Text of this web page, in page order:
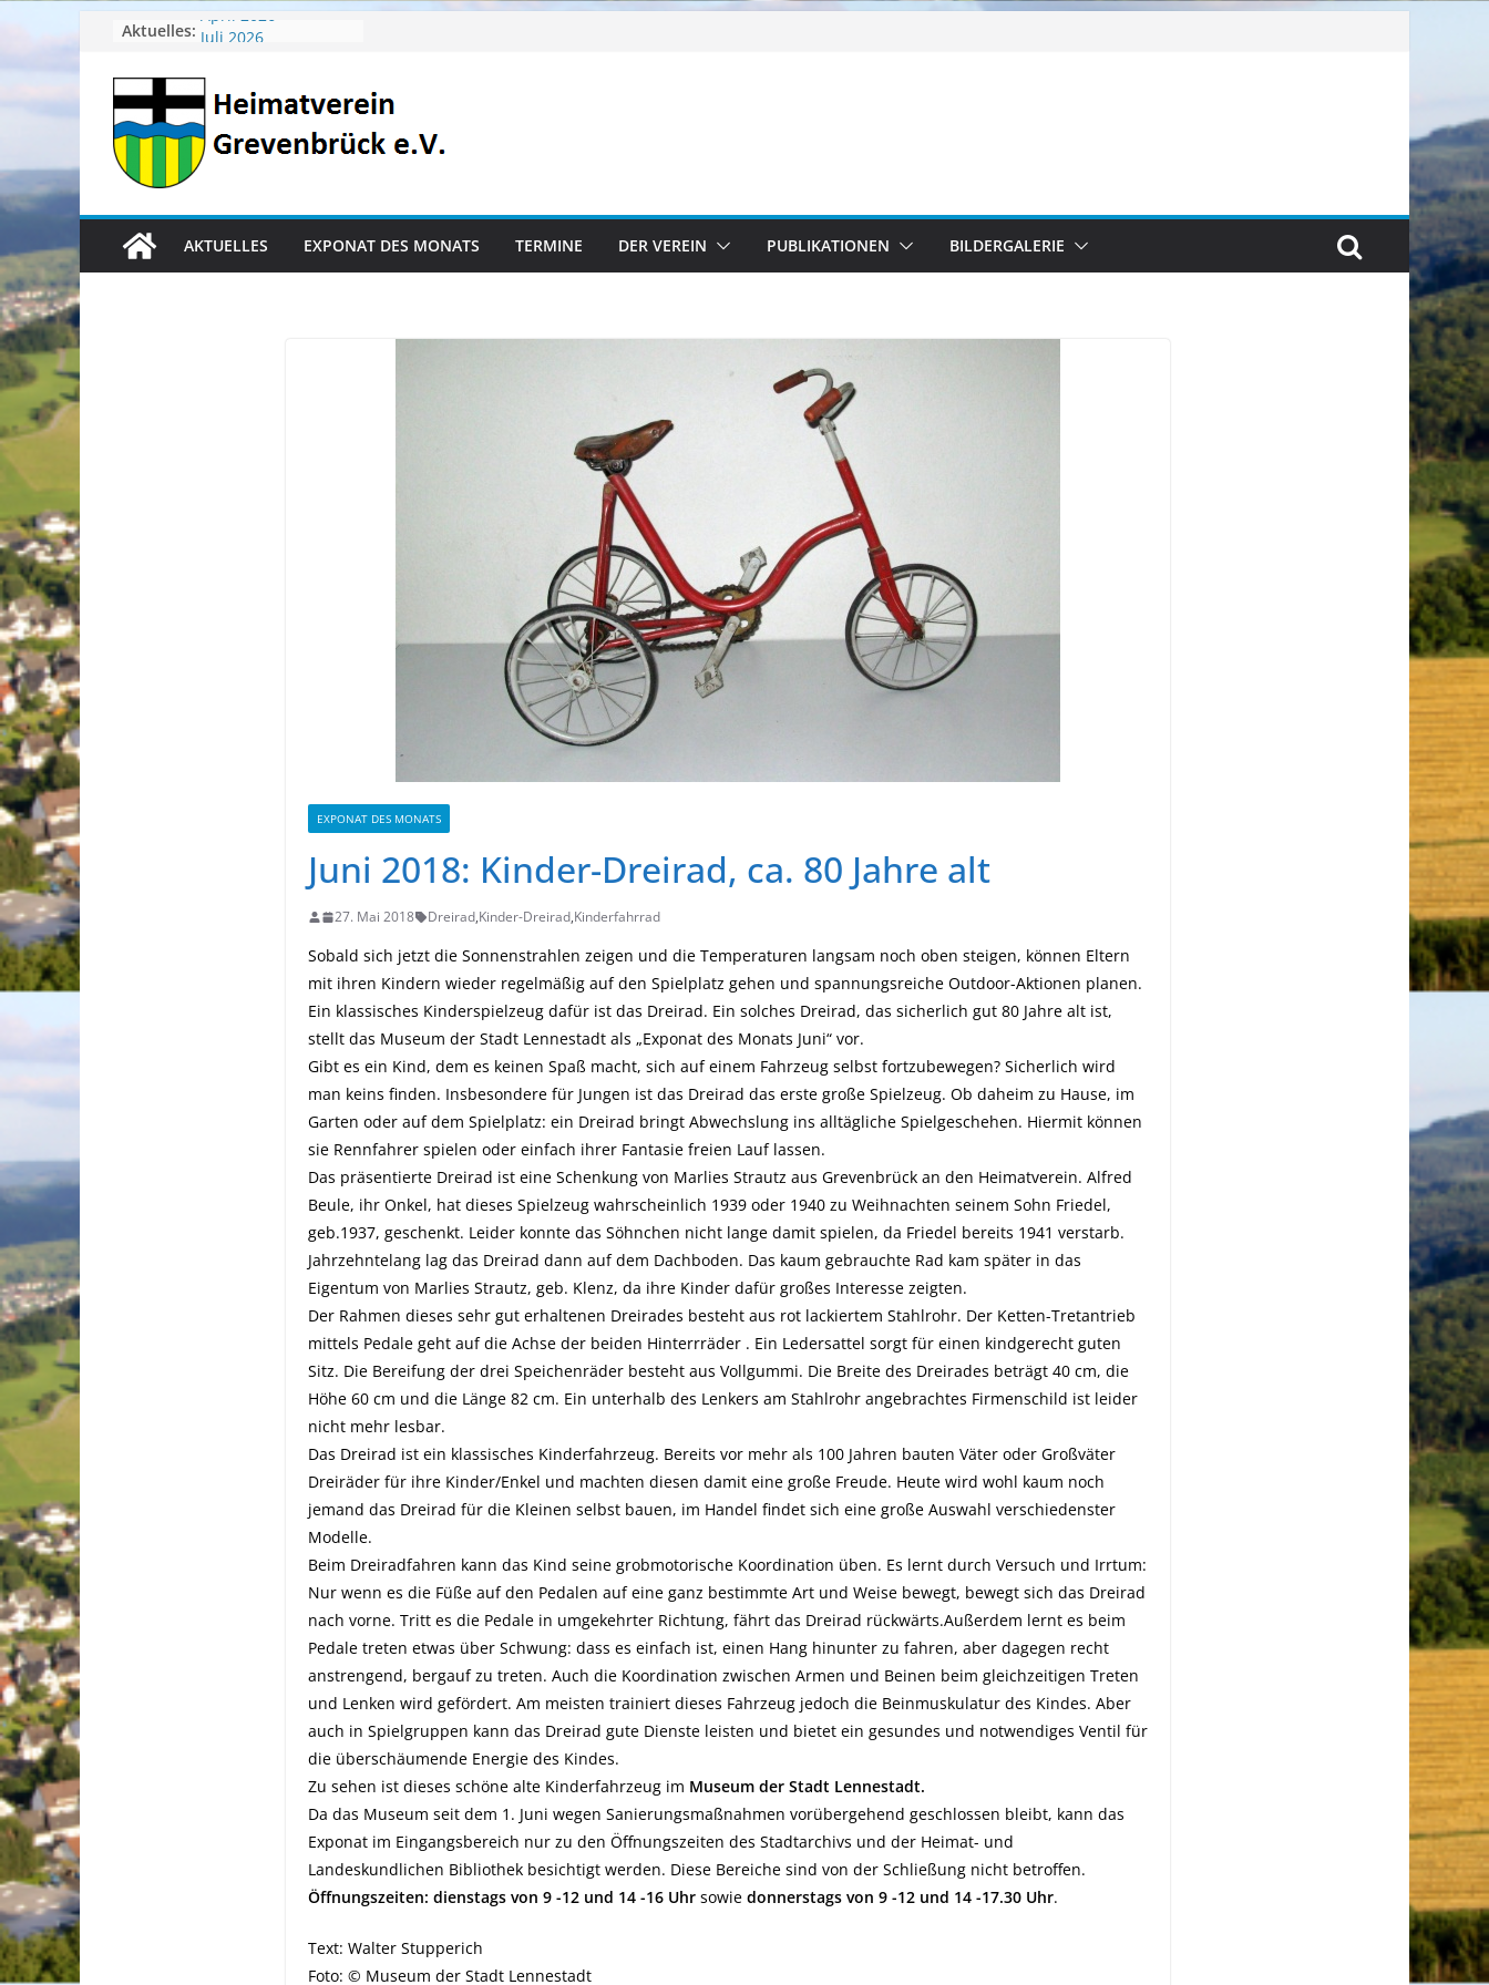
springen
Aktuelles: April 2026
Juni 2026
Mai 2026
Heimatverein aktuell
AKTUELLES EXPONAT DES MONATS TERMINE DER VEREIN PUBLIKATIONEN BILDERGALERIE
EXPONAT DES MONATS
Juni 2018: Kinder-Dreirad, ca. 80 Jahre alt
27. Mai 2018 Dreirad,Kinder-Dreirad,Kinderfahrrad
Sobald sich jetzt die Sonnenstrahlen zeigen und die Temperaturen langsam noch oben steigen, können Eltern
mit ihren Kindern wieder regelmäßig auf den Spielplatz gehen und spannungsreiche Outdoor-Aktionen planen.
Ein klassisches Kinderspielzeug dafür ist das Dreirad. Ein solches Dreirad, das sicherlich gut 80 Jahre alt ist,
stellt das Museum der Stadt Lennestadt als „Exponat des Monats Juni“ vor.
Gibt es ein Kind, dem es keinen Spaß macht, sich auf einem Fahrzeug selbst fortzubewegen? Sicherlich wird
man keins finden. Insbesondere für Jungen ist das Dreirad das erste große Spielzeug. Ob daheim zu Hause, im
Garten oder auf dem Spielplatz: ein Dreirad bringt Abwechslung ins alltägliche Spielgeschehen. Hiermit können
sie Rennfahrer spielen oder einfach ihrer Fantasie freien Lauf lassen.
Das präsentierte Dreirad ist eine Schenkung von Marlies Strautz aus Grevenbrück an den Heimatverein. Alfred
Beule, ihr Onkel, hat dieses Spielzeug wahrscheinlich 1939 oder 1940 zu Weihnachten seinem Sohn Friedel,
geb.1937, geschenkt. Leider konnte das Söhnchen nicht lange damit spielen, da Friedel bereits 1941 verstarb.
Jahrzehntelang lag das Dreirad dann auf dem Dachboden. Das kaum gebrauchte Rad kam später in das
Eigentum von Marlies Strautz, geb. Klenz, da ihre Kinder dafür großes Interesse zeigten.
Der Rahmen dieses sehr gut erhaltenen Dreirades besteht aus rot lackiertem Stahlrohr. Der Ketten-Tretantrieb
mittels Pedale geht auf die Achse der beiden Hinterrräder . Ein Ledersattel sorgt für einen kindgerecht guten
Sitz. Die Bereifung der drei Speichenräder besteht aus Vollgummi. Die Breite des Dreirades beträgt 40 cm, die
Höhe 60 cm und die Länge 82 cm. Ein unterhalb des Lenkers am Stahlrohr angebrachtes Firmenschild ist leider
nicht mehr lesbar.
Das Dreirad ist ein klassisches Kinderfahrzeug. Bereits vor mehr als 100 Jahren bauten Väter oder Großväter
Dreiräder für ihre Kinder/Enkel und machten diesen damit eine große Freude. Heute wird wohl kaum noch
jemand das Dreirad für die Kleinen selbst bauen, im Handel findet sich eine große Auswahl verschiedenster
Modelle.
Beim Dreiradfahren kann das Kind seine grobmotorische Koordination üben. Es lernt durch Versuch und Irrtum:
Nur wenn es die Füße auf den Pedalen auf eine ganz bestimmte Art und Weise bewegt, bewegt sich das Dreirad
nach vorne. Tritt es die Pedale in umgekehrter Richtung, fährt das Dreirad rückwärts.Außerdem lernt es beim
Pedale treten etwas über Schwung: dass es einfach ist, einen Hang hinunter zu fahren, aber dagegen recht
anstrengend, bergauf zu treten. Auch die Koordination zwischen Armen und Beinen beim gleichzeitigen Treten
und Lenken wird gefördert. Am meisten trainiert dieses Fahrzeug jedoch die Beinmuskulatur des Kindes. Aber
auch in Spielgruppen kann das Dreirad gute Dienste leisten und bietet ein gesundes und notwendiges Ventil für
die überschäumende Energie des Kindes.
Zu sehen ist dieses schöne alte Kinderfahrzeug im Museum der Stadt Lennestadt.
Da das Museum seit dem 1. Juni wegen Sanierungsmaßnahmen vorübergehend geschlossen bleibt, kann das
Exponat im Eingangsbereich nur zu den Öffnungszeiten des Stadtarchivs und der Heimat- und
Landeskundlichen Bibliothek besichtigt werden. Diese Bereiche sind von der Schließung nicht betroffen.
Öffnungszeiten: dienstags von 9 -12 und 14 -16 Uhr sowie donnerstags von 9 -12 und 14 -17.30 Uhr.
Text: Walter Stupperich
Foto: © Museum der Stadt Lennestadt